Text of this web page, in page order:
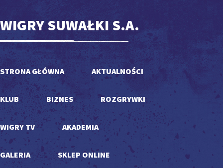
WIGRY SUWAŁKI S.A.
STRONA GŁÓWNA AKTUALNOŚCI
KLUB BIZNES ROZGRYWKI
WIGRY TV AKADEMIA
GALERIA SKLEP ONLINE